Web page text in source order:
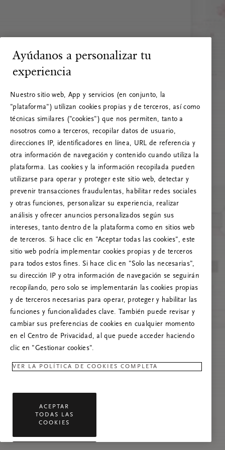
RITUALS 500
¡Vaya! Error de servidor
Prueba a actualizar esta página o, si el
problema persiste, ponte en contacto con
nosotros.
Ayúdanos a personalizar tu
experiencia
Nuestro sitio web, App y servicios (en conjunto, la
"plataforma") utilizan cookies propias y de terceros, así como
técnicas similares ("cookies") que nos permiten, tanto a
nosotros como a terceros, recopilar datos de usuario,
direcciones IP, identificadores en línea, URL de referencia y
otra información de navegación y contenido cuando utiliza la
plataforma. Las cookies y la información recopilada pueden
utilizarse para operar y proteger este sitio web, detectar y
prevenir transacciones fraudulentas, habilitar redes sociales
y otras funciones, personalizar su experiencia, realizar
análisis y ofrecer anuncios personalizados según sus
intereses, tanto dentro de la plataforma como en sitios web
de terceros. Si hace clic en "Aceptar todas las cookies", este
sitio web podría implementar cookies propias y de terceros
para todos estos fines. Si hace clic en "Solo las necesarias",
su dirección IP y otra información de navegación se seguirán
recopilando, pero solo se implementarán las cookies propias
y de terceros necesarias para operar, proteger y habilitar las
funciones y funcionalidades clave. También puede revisar y
cambiar sus preferencias de cookies en cualquier momento
en el Centro de Privacidad, al que puede acceder haciendo
clic en "Gestionar cookies".
VER LA POLÍTICA DE COOKIES COMPLETA
ACEPTAR
TODAS LAS
COOKIES